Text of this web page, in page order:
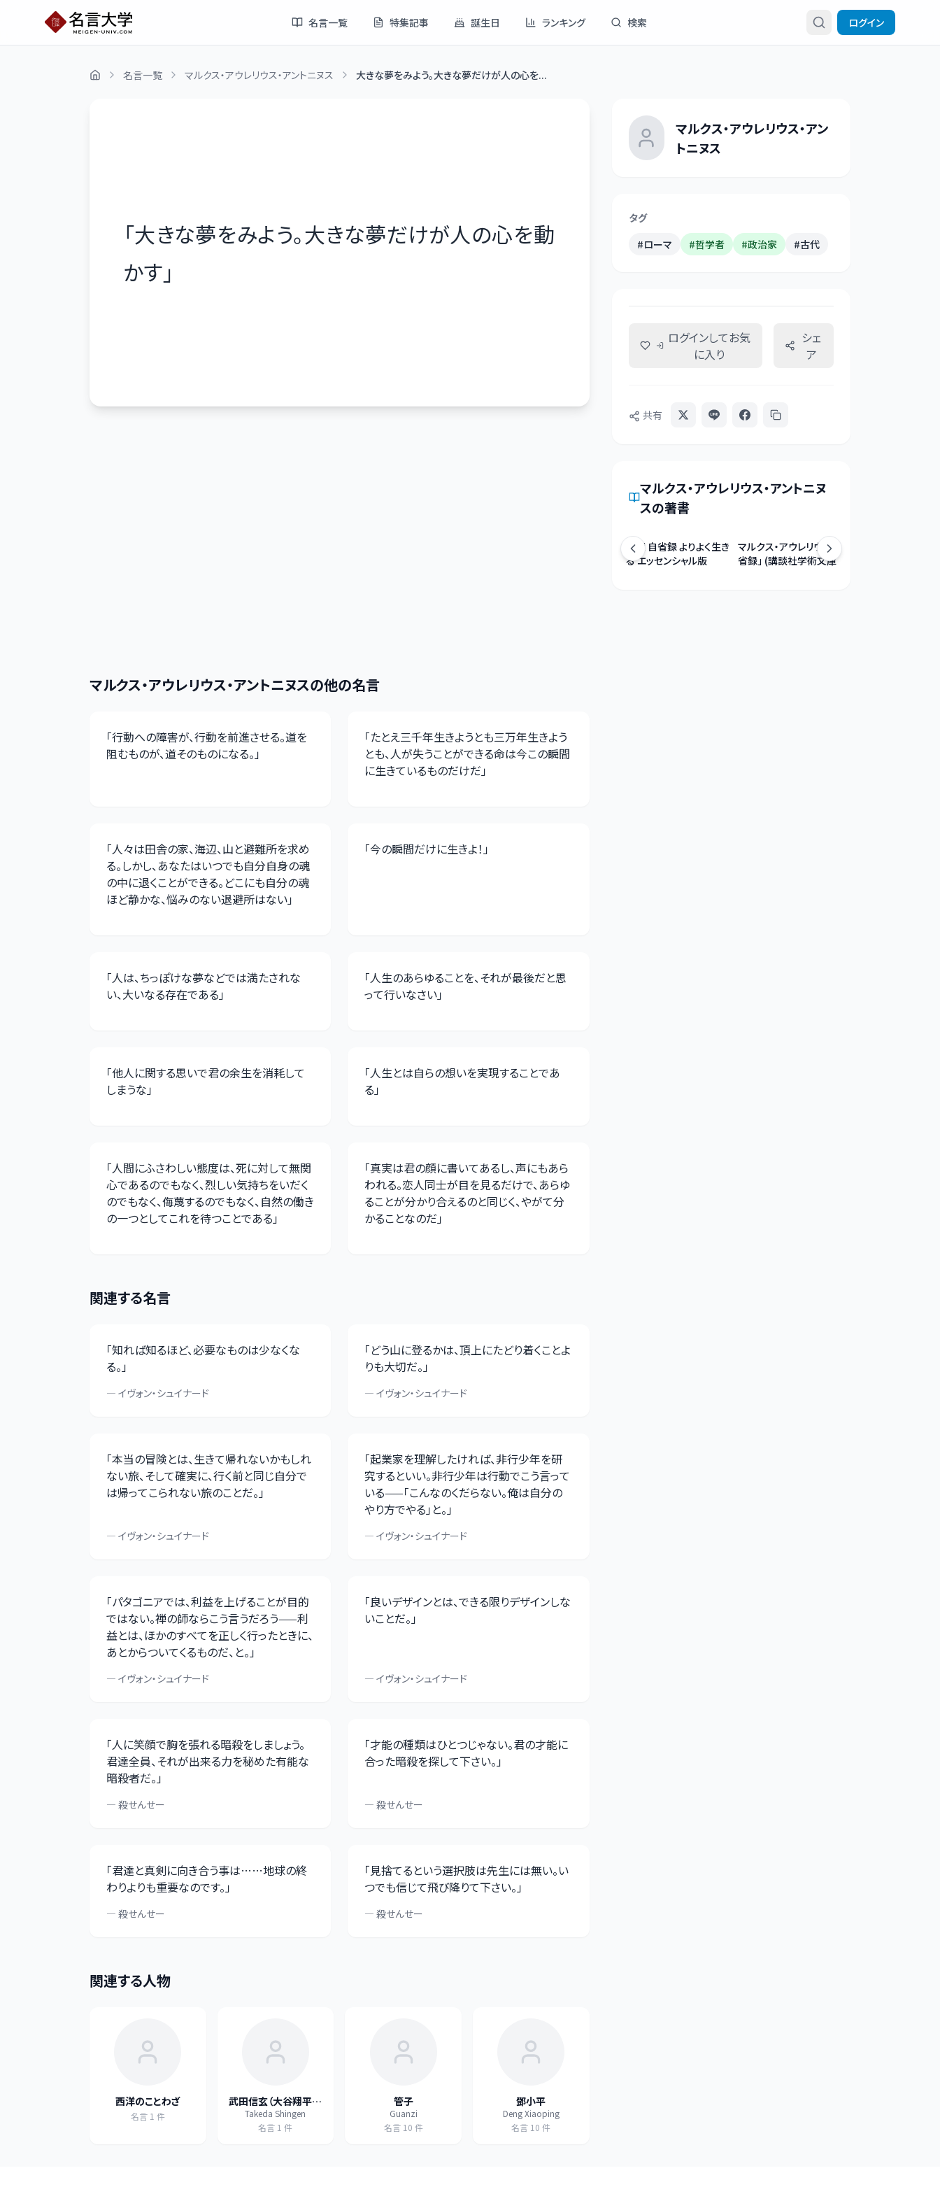
名言一覧 特集記事 誕生日 ランキング 検索 ログイン
名言一覧 マルクス・アウレリウス・アントニヌス 大きな夢をみよう。大きな夢だけが人の心を...
「大きな夢をみよう。大きな夢だけが人の心を動
かす 」
マルクス・アウレリウス・アン
トニヌス
タグ
#ローマ #哲学者 #政治家 #古代
ログインしてお気
に入り
シェ
ア
共有
マルクス・アウレリウス・アントニヌ
スの著書
超訳 自省録 よりよく生き
る エッセンシャル版
マルクス・アウレリウス「自
省録」 (講談社学術文庫)
マルクス・アウレリウス・アントニヌスの他の名言
「行動への障害が、行動を前進させる。道を
阻むものが、道そのものになる。」
「たとえ三千年生きようとも三万年生きよう
とも、人が失うことができる命は今この瞬間
に生きているものだけだ」
「人々は田舎の家、海辺、山と避難所を求め
る。しかし、あなたはいつでも自分自身の魂
の中に退くことができる。どこにも自分の魂
ほど静かな、悩みのない退避所はない」
「今の瞬間だけに生きよ！」
「人は、ちっぽけな夢などでは満たされな
い、大いなる存在である」
「人生のあらゆることを、それが最後だと思
って行いなさい」
「他人に関する思いで君の余生を消耗して
しまうな」
「人生とは自らの想いを実現することであ
る」
「人間にふさわしい態度は、死に対して無関
心であるのでもなく、烈しい気持ちをいだく
のでもなく、侮蔑するのでもなく、自然の働き
の一つとしてこれを待つことである」
「真実は君の顔に書いてあるし、声にもあら
われる。恋人同士が目を見るだけで、あらゆ
ることが分かり合えるのと同じく、やがて分
かることなのだ」
関連する名言
「知れば知るほど、必要なものは少なくな
る。」
— イヴォン・シュイナード
「どう山に登るかは、頂上にたどり着くことよ
りも大切だ。」
—イヴォン・シュイナード
「本当の冒険とは、生きて帰れないかもしれ
ない旅、そして確実に、行く前と同じ自分で
は帰ってこられない旅のことだ。」
— イヴォン・シュイナード
「起業家を理解したければ、非行少年を研
究するといい。非行少年は行動でこう言って
いる——「こんなのくだらない。俺は自分の
やり方でやる」と。」
—イヴォン・シュイナード
「パタゴニアでは、利益を上げることが目的
ではない。禅の師ならこう言うだろう——利
益とは、ほかのすべてを正しく行ったときに、
あとからついてくるものだ、と。」
— イヴォン・シュイナード
「良いデザインとは、できる限りデザインしな
いことだ。」
—イヴォン・シュイナード
「人に笑顔で胸を張れる暗殺をしましょう。
君達全員、それが出来る力を秘めた有能な
暗殺者だ。」
— 殺せんせー
「才能の種類はひとつじゃない。君の才能に
合った暗殺を探して下さい。」
—殺せんせー
「君達と真剣に向き合う事は……地球の終
わりよりも重要なのです。」
— 殺せんせー
「見捨てるという選択肢は先生には無い。い
つでも信じて飛び降りて下さい。」
—殺せんせー
関連する人物
西洋のことわざ
名言 1 件
武田信玄（大谷翔平の
座右の銘として再注
目）
Takeda Shingen
名言 1 件
管子
Guanzi
名言 10 件
鄧小平
Deng Xiaoping
名言 10 件